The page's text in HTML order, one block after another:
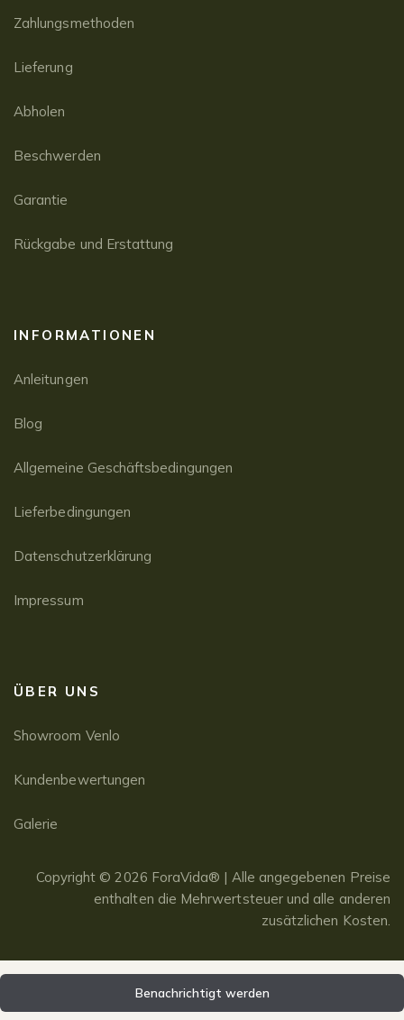
Zahlungsmethoden
Lieferung
Abholen
Beschwerden
Garantie
Rückgabe und Erstattung
INFORMATIONEN
Anleitungen
Blog
Allgemeine Geschäftsbedingungen
Lieferbedingungen
Datenschutzerklärung
Impressum
ÜBER UNS
Showroom Venlo
Kundenbewertungen
Galerie
Copyright © 2026 ForaVida® | Alle angegebenen Preise
enthalten die Mehrwertsteuer und alle anderen
zusätzlichen Kosten.
Benachrichtigt werden